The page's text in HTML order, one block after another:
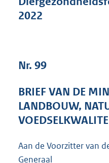
2022
Nr. 99
BRIEF VAN DE
LANDBOUW,
Aan de Voorzitter van
Generaal